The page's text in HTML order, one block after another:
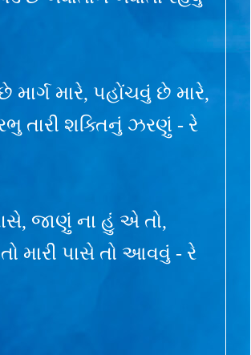
માર્ગ મારે, પહોંચવું છે મારે,
તારી શક્તિનું ઝરણું - રે
જાણું ના હું એ તો,
મારી પાસે તો આવવું - રે